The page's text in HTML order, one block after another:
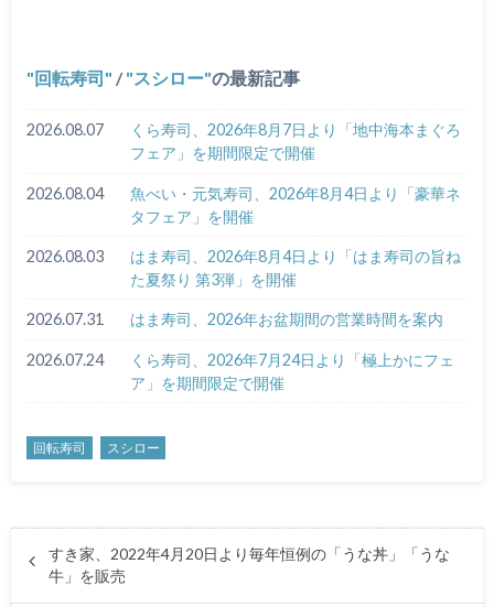
回転寿司 / スシロー の最新記事
2026.08.07
くら寿司、2026年8月7日より「地中海本まぐろ
フェア」を期間限定で開催
2026.08.04
魚べい・元気寿司、2026年8月4日より「豪華ネ
タフェア」を開催
2026.08.03
はま寿司、2026年8月4日より「はま寿司の旨ね
た夏祭り 第3弾」を開催
2026.07.31 はま寿司、2026年お盆期間の営業時間を案内
2026.07.24
くら寿司、2026年7月24日より「極上かにフェ
ア」を期間限定で開催
回転寿司 スシロー
すき家、2022年4月20日より毎年恒例の「うな丼」「うな
牛」を販売